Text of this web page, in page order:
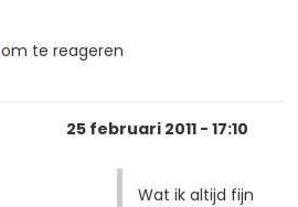
om te reageren
25 februari 2011 - 17:10
Wat ik altijd fijn